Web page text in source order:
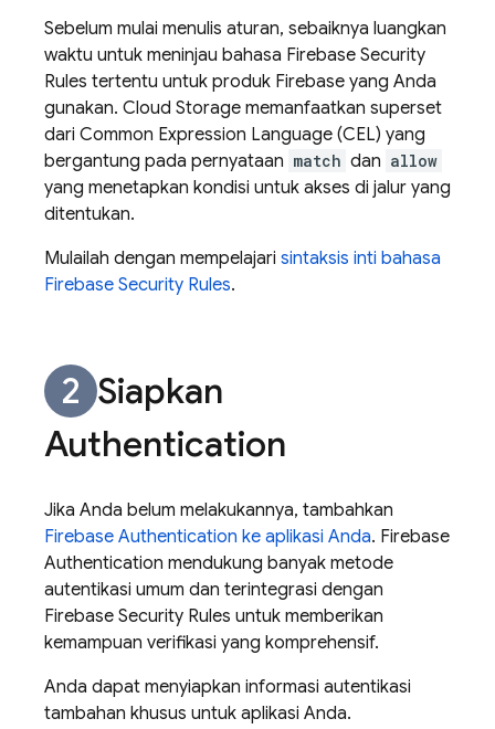
Sebelum mulai menulis aturan, sebaiknya luangkan
waktu untuk meninjau bahasa Firebase Security
Rules tertentu untuk produk Firebase yang Anda
gunakan. Cloud Storage memanfaatkan superset
dari Common Expression Language (CEL) yang
bergantung pada pernyataan match dan allow
yang menetapkan kondisi untuk akses di jalur yang
ditentukan.
Mulailah dengan mempelajari sintaksis inti bahasa
Firebase Security Rules.
Siapkan
Authentication
Jika Anda belum melakukannya, tambahkan
Firebase Authentication ke aplikasi Anda. Firebase
Authentication mendukung banyak metode
autentikasi umum dan terintegrasi dengan
Firebase Security Rules untuk memberikan
kemampuan verifikasi yang komprehensif.
Anda dapat menyiapkan informasi autentikasi
tambahan khusus untuk aplikasi Anda.